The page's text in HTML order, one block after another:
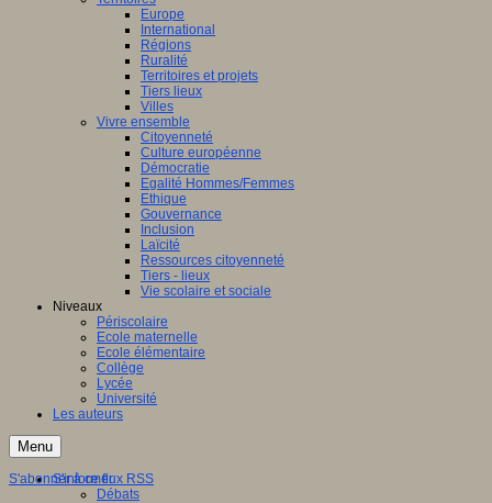
Europe
International
Régions
Ruralité
Territoires et projets
Tiers lieux
Villes
Vivre ensemble
Citoyenneté
Culture européenne
Démocratie
Egalité Hommes/Femmes
Ethique
Gouvernance
Inclusion
Laïcité
Ressources citoyenneté
Tiers - lieux
Vie scolaire et sociale
Niveaux
Périscolaire
Ecole maternelle
Ecole élémentaire
Collège
Lycée
Université
Les auteurs
Menu
S'informer
Débats
S'abonner à ce flux RSS